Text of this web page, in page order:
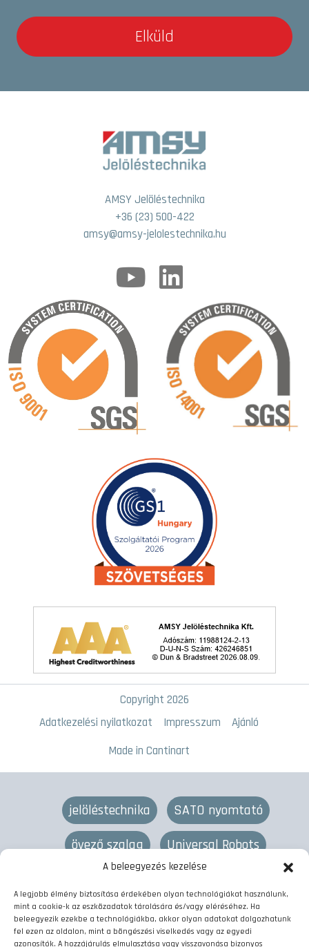
A beleegyezés kezelése
A legjobb élmény biztosítása érdekében olyan technológiákat használunk,
mint a cookie-k az eszközadatok tárolására és/vagy eléréséhez. Ha
beleegyezik ezekbe a technológiákba, akkor olyan adatokat dolgozhatunk
fel ezen az oldalon, mint a böngészési viselkedés vagy az egyedi
azonosítók. A hozzájárulás elmulasztása vagy visszavonása bizonyos
Elküld
AMSY Jelöléstechnika
+36 (23) 500-422
amsy@amsy-jelolestechnika.hu
Copyright 2026
Adatkezelési nyilatkozat
Impresszum
Ajánló
Made in Cantinart
jelöléstechnika
SATO nyomtató
övező szalag
Universal Robots
vonalkód nyomtató
címkenyomtató